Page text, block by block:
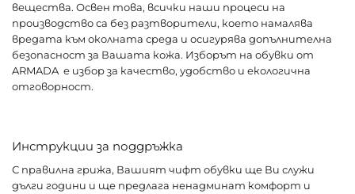
вещества. Освен това, всички наши процеси на
производство са без разтворители, което намалява
вредата към околната среда и осигурява допълнителна
безопасност за Вашата кожа. Изборът на обувки от
ARMADA е избор за качество, удобство и екологична
отговорност.
Инструкции за поддръжка
С правилна грижа, Вашият чифт обувки ще Ви служи
дълги години и ще предлага ненадминат комфорт и